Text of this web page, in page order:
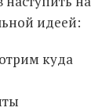
идеей:
куда